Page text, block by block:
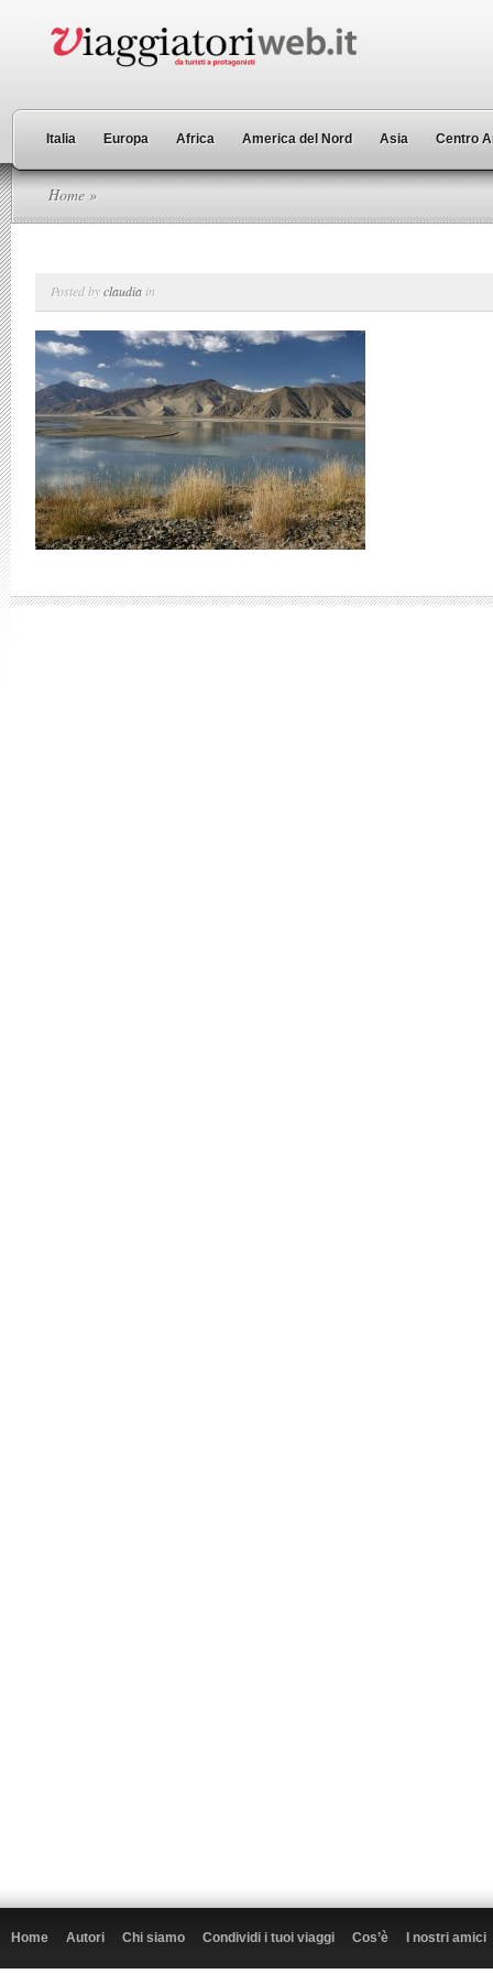
Italia Europa Africa America del Nord Asia Centro
Home »
Posted byclaudia in
Home Autori Chi siamo Condividi i tuoi viaggi Cos’è I nostri amici